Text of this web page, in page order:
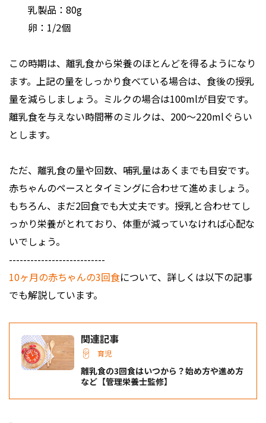
乳製品：80g
卵：1/2個
この時期は、離乳食から栄養のほとんどを得るようになり
ます。上記の量をしっかり食べている場合は、食後の授乳
量を減らしましょう。ミルクの場合は100mlが目安です。
離乳食を与えない時間帯のミルクは、200～220mlぐらい
とします。
ただ、離乳食の量や回数、哺乳量はあくまでも目安です。
赤ちゃんのペースとタイミングに合わせて進めましょう。
もちろん、まだ2回食でも大丈夫です。授乳と合わせてし
っかり栄養がとれており、体重が減っていなければ心配な
いでしょう。
---------------------------
10ヶ月の赤ちゃんの3回食について、詳しくは以下の記事
でも解説しています。
関連記事
育児
離乳食の3回食はいつから？始め方や進め方
など【管理栄養士監修】